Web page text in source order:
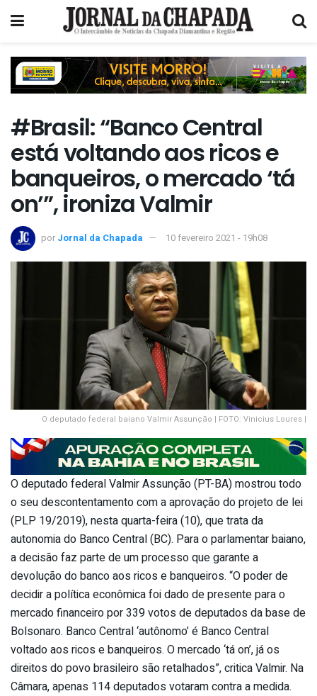
#Brasil: “Banco Central
está voltando aos ricos e
banqueiros, o mercado ‘tá
on’”, ironiza Valmir
por Jornal da Chapada 10 fevereiro 2021 - 19h08
O deputado federal baiano Valmir Assunção | FOTO: Vinicius Loures |
O deputado federal Valmir Assunção (PT-BA) mostrou todo
o seu descontentamento com a aprovação do projeto de lei
(PLP 19/2019), nesta quarta-feira (10), que trata da
autonomia do Banco Central (BC). Para o parlamentar baiano,
a decisão faz parte de um processo que garante a
devolução do banco aos ricos e banqueiros. “O poder de
decidir a política econômica foi dado de presente para o
mercado financeiro por 339 votos de deputados da base de
Bolsonaro. Banco Central ‘autônomo’ é Banco Central
voltado aos ricos e banqueiros. O mercado ‘tá on’, já os
direitos do povo brasileiro são retalhados”, critica Valmir. Na
Câmara, apenas 114 deputados votaram contra a medida.